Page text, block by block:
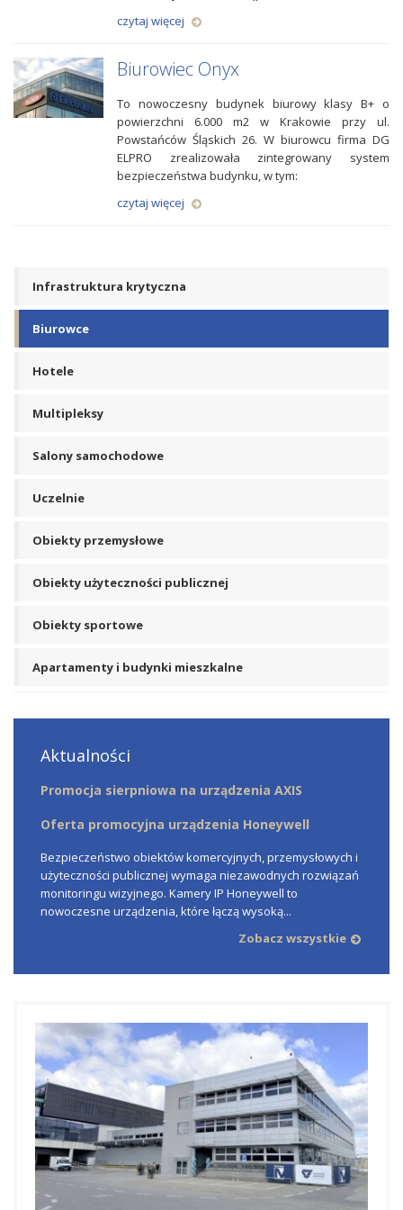
czytaj więcej
Biurowiec Onyx
To nowoczesny budynek biurowy klasy B+ o
powierzchni 6.000 m2 w Krakowie przy ul.
Powstańców Śląskich 26. W biurowcu firma DG
ELPRO zrealizowała zintegrowany system
bezpieczeństwa budynku, w tym:
czytaj więcej
Infrastruktura krytyczna
Biurowce
Hotele
Multipleksy
Salony samochodowe
Uczelnie
Obiekty przemysłowe
Obiekty użyteczności publicznej
Obiekty sportowe
Apartamenty i budynki mieszkalne
Aktualności
Promocja sierpniowa na urządzenia AXIS
Oferta promocyjna urządzenia Honeywell
Bezpieczeństwo obiektów komercyjnych, przemysłowych i
użyteczności publicznej wymaga niezawodnych rozwiązań
monitoringu wizyjnego. Kamery IP Honeywell to
nowoczesne urządzenia, które łączą wysoką...
Zobacz wszystkie